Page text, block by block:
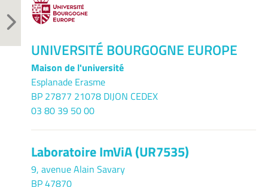
UNIVERSITÉ BOURGOGNE EUROPE
Maison de l'université
Esplanade Erasme
BP 27877 21078 DIJON CEDEX
03 80 39 50 00
Laboratoire ImViA (UR7535)
9, avenue Alain Savary
BP 47870